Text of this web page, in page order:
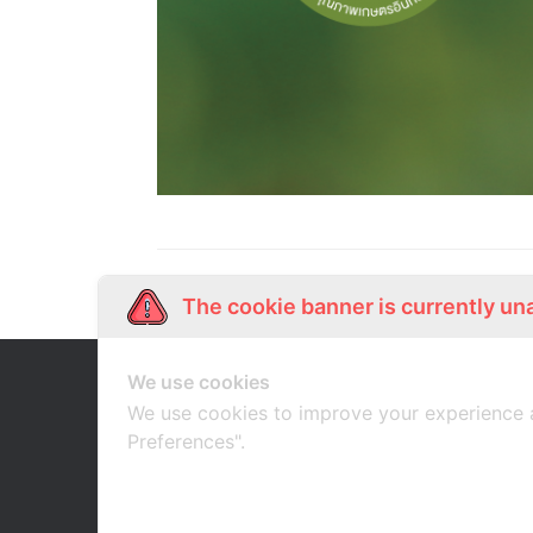
Our Story
เกี่ยวกับเรา ช้อปออนไลน์
The cookie banner is currently
We use cookies
We use cookies to improve your
Preferences".